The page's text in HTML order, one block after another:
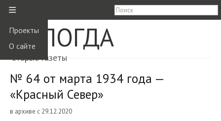
≡
Проекты
О сайте
ВОЛОГДА
старые газеты
№ 64 от марта 1934 года —
«Красный Север»
в архиве с 29.12.2020